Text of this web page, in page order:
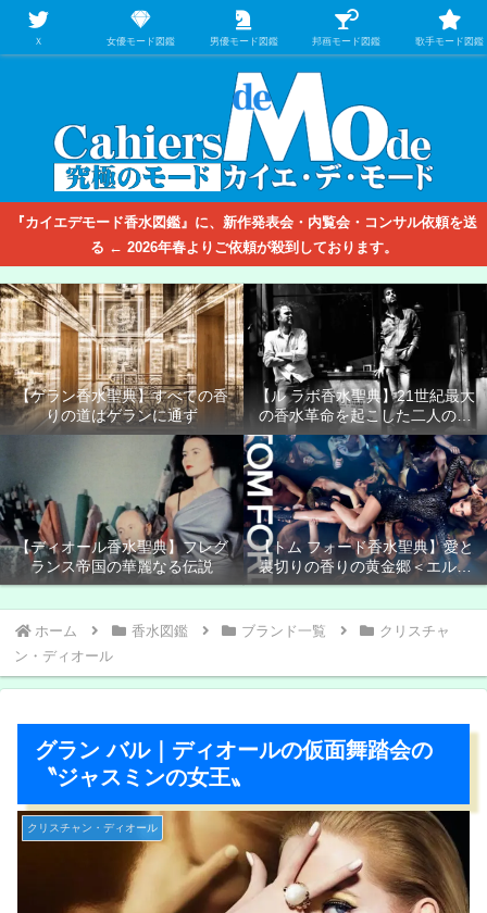
【映画/音楽の中のファッション＆香水】を徹底的に分析するファッション＆ア
パレル業界人のための学習サイト
『カイエデモード香水図鑑』に、新作発表会・内覧会・コンサル依頼を送
る ← 2026年春よりご依頼が殺到しております。
【ゲラン香水聖典】すべての香
りの道はゲランに通ず
【ル ラボ香水聖典】21世紀最大
の香水革命を起こした二人の男
たち
【ディオール香水聖典】フレグ
ランス帝国の華麗なる伝説
【トム フォード香水聖典】愛と
裏切りの香りの黄金郷＜エルド
ラド＞
ホーム 香水図鑑 ブランド一覧
クリスチャ
ン・ディオール
グラン バル｜ディオールの仮面舞踏会の
〝ジャスミンの女王〟
クリスチャン・ディオール
Ｘ 女優モード図鑑 男優モード図鑑 邦画モード図鑑 歌手モード図鑑